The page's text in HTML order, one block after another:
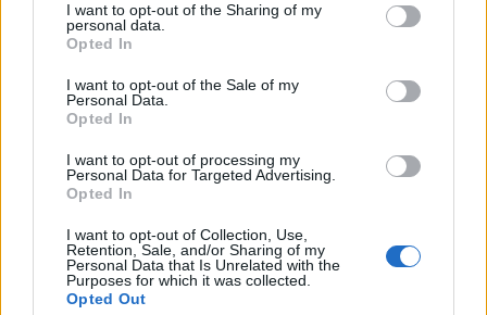
I want to opt-out of the Sharing of my
personal data.
Opted In
I want to opt-out of the Sale of my
Personal Data.
Opted In
I want to opt-out of processing my
Personal Data for Targeted Advertising.
Opted In
I want to opt-out of Collection, Use,
Retention, Sale, and/or Sharing of my
Personal Data that Is Unrelated with the
Purposes for which it was collected.
Opted Out
ρέμπελοι μουσικοί που ζουν, μαζί με τον
αγαπημένο τους ασβό, σε ένα σιδηροδρομικό
τούνελ. Όταν μια επόπτρια τους κοινοποιεί την
έξωσή τους, θα ξεκινήσουν να βρουν τον
Κνούτσεν, βέβαιοι πως είναι ο μόνος που
μπορεί να τους βοηθήσει.
Σκηνοθεσία: Ρούνε Σπάανς, Γκάνχιλντ
Ενγκερ